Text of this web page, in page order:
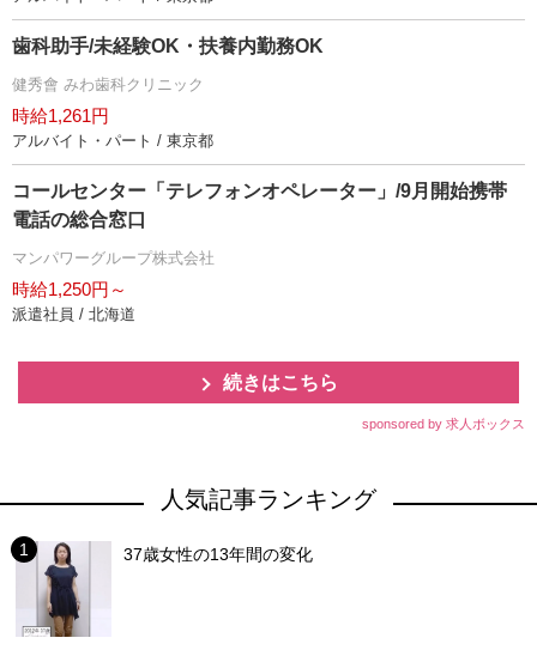
歯科助手/未経験OK・扶養内勤務OK
健秀會 みわ歯科クリニック
時給1,261円
アルバイト・パート / 東京都
コールセンター「テレフォンオペレーター」/9月開始携帯
電話の総合窓口
マンパワーグループ株式会社
時給1,250円～
派遣社員 / 北海道
続きはこちら
sponsored by 求人ボックス
人気記事ランキング
37歳女性の13年間の変化